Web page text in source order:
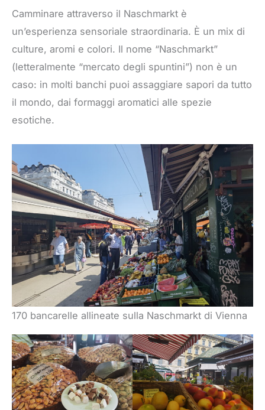
Camminare attraverso il Naschmarkt è
un’esperienza sensoriale straordinaria. È un mix di
culture, aromi e colori. Il nome “Naschmarkt”
(letteralmente “mercato degli spuntini”) non è un
caso: in molti banchi puoi assaggiare sapori da tutto
il mondo, dai formaggi aromatici alle spezie
esotiche.
170 bancarelle allineate sulla Naschmarkt di Vienna